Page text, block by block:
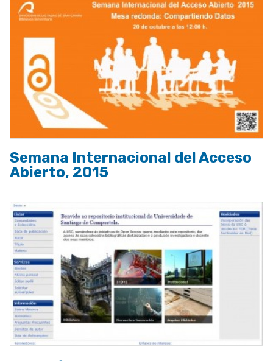
Semana Internacional del Acceso
Abierto, 2015